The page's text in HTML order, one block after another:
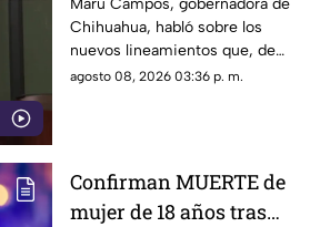
riesgo para la libertad
de expresión
Maru Campos, gobernadora de
Chihuahua, habló sobre los
nuevos lineamientos que, de
acuerdo con su postura,
Gobierno Federal.
agosto 08, 2026 03:36 p. m.
Confirman MUERTE de
mujer de 18 años tras